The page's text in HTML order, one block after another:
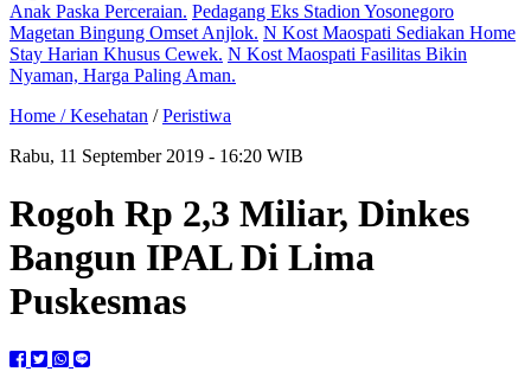
Anak Paska Perceraian. Pedagang Eks Stadion Yosonegoro
Magetan Bingung Omset Anjlok. N Kost Maospati Sediakan Home
Stay Harian Khusus Cewek. N Kost Maospati Fasilitas Bikin
Nyaman, Harga Paling Aman.
Home /Kesehatan /Peristiwa
Rabu, 11 September 2019 - 16:20 WIB
Rogoh Rp 2,3 Miliar, Dinkes
Bangun IPAL Di Lima
Puskesmas